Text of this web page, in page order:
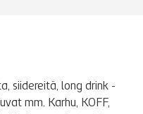
siidereitä, long drink -
mm. Karhu, KOFF,